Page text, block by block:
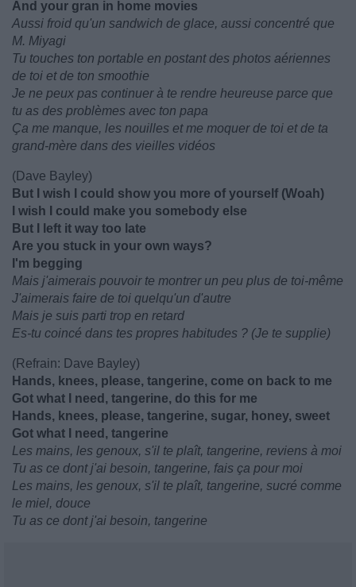
And your gran in home movies
Aussi froid qu'un sandwich de glace, aussi concentré que
M. Miyagi
Tu touches ton portable en postant des photos aériennes
de toi et de ton smoothie
Je ne peux pas continuer à te rendre heureuse parce que
tu as des problèmes avec ton papa
Ça me manque, les nouilles et me moquer de toi et de ta
grand-mère dans des vieilles vidéos
(Dave Bayley)
But I wish I could show you more of yourself (Woah)
I wish I could make you somebody else
But I left it way too late
Are you stuck in your own ways?
I'm begging
Mais j'aimerais pouvoir te montrer un peu plus de toi-même
J'aimerais faire de toi quelqu'un d'autre
Mais je suis parti trop en retard
Es-tu coincé dans tes propres habitudes ? (Je te supplie)
(Refrain: Dave Bayley)
Hands, knees, please, tangerine, come on back to me
Got what I need, tangerine, do this for me
Hands, knees, please, tangerine, sugar, honey, sweet
Got what I need, tangerine
Les mains, les genoux, s'il te plaît, tangerine, reviens à moi
Tu as ce dont j'ai besoin, tangerine, fais ça pour moi
Les mains, les genoux, s'il te plaît, tangerine, sucré comme
le miel, douce
Tu as ce dont j'ai besoin, tangerine